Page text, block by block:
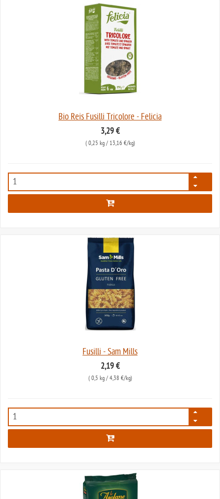
Bio Reis Fusilli Tricolore - Felicia
3,29 €
( 0,25 kg/ 13,16 €/kg)
1639
Fusilli - Sam Mills
2,19 €
( 0,5 kg/ 4,38 €/kg)
1653